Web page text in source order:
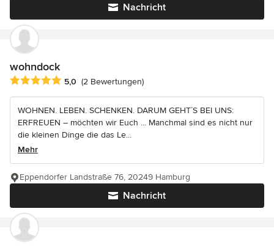
Nachricht
wohndock
Durchschnittliche Bewertung: 5 von 5 Sternen
5,0 (2 Bewertungen)
WOHNEN. LEBEN. SCHENKEN. DARUM GEHT´S BEI UNS:
ERFREUEN – möchten wir Euch ... Manchmal sind es nicht nur
die kleinen Dinge die das Le...
Mehr
Nachricht
Eppendorfer Landstraße 76, 20249 Hamburg